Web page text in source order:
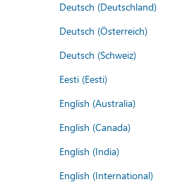
Deutsch (Deutschland)
Deutsch (Österreich)
Deutsch (Schweiz)
Eesti (Eesti)
English (Australia)
English (Canada)
English (India)
English (International)